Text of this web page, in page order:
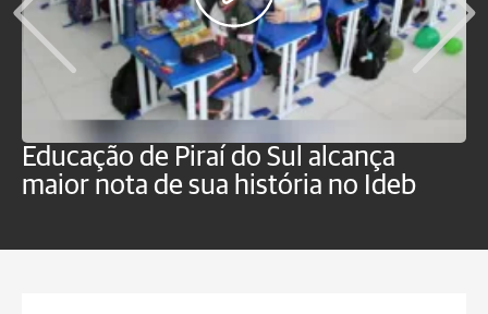
Educação de Piraí do Sul alcança
maior nota de sua história no Ideb